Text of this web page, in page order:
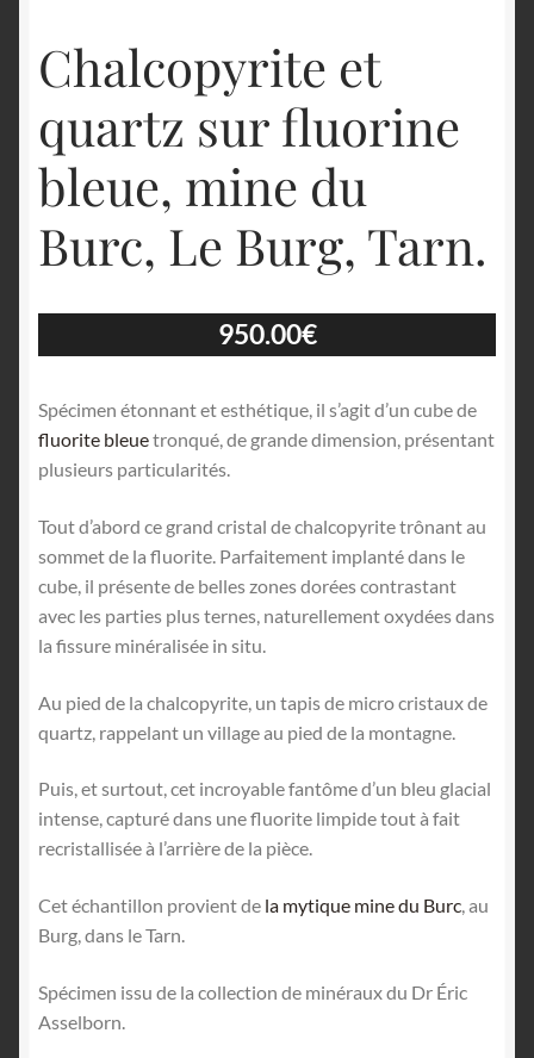
Chalcopyrite et
quartz sur fluorine
bleue, mine du
Burc, Le Burg, Tarn.
950.00€
Spécimen étonnant et esthétique, il s’agit d’un cube de
fluorite bleuetronqué, de grande dimension, présentant
plusieurs particularités.
Tout d’abord ce grand cristal de chalcopyrite trônant au
sommet de la fluorite. Parfaitement implanté dans le
cube, il présente de belles zones dorées contrastant
avec les parties plus ternes, naturellement oxydées dans
la fissure minéralisée in situ.
Au pied de la chalcopyrite, un tapis de micro cristaux de
quartz, rappelant un village au pied de la montagne.
Puis, et surtout, cet incroyable fantôme d’un bleu glacial
intense, capturé dans une fluorite limpide tout à fait
recristallisée à l’arrière de la pièce.
Cet échantillon provient de la mytique mine du Burc, au
Burg, dans le Tarn.
Spécimen issu de la collection de minéraux du Dr Éric
Asselborn.